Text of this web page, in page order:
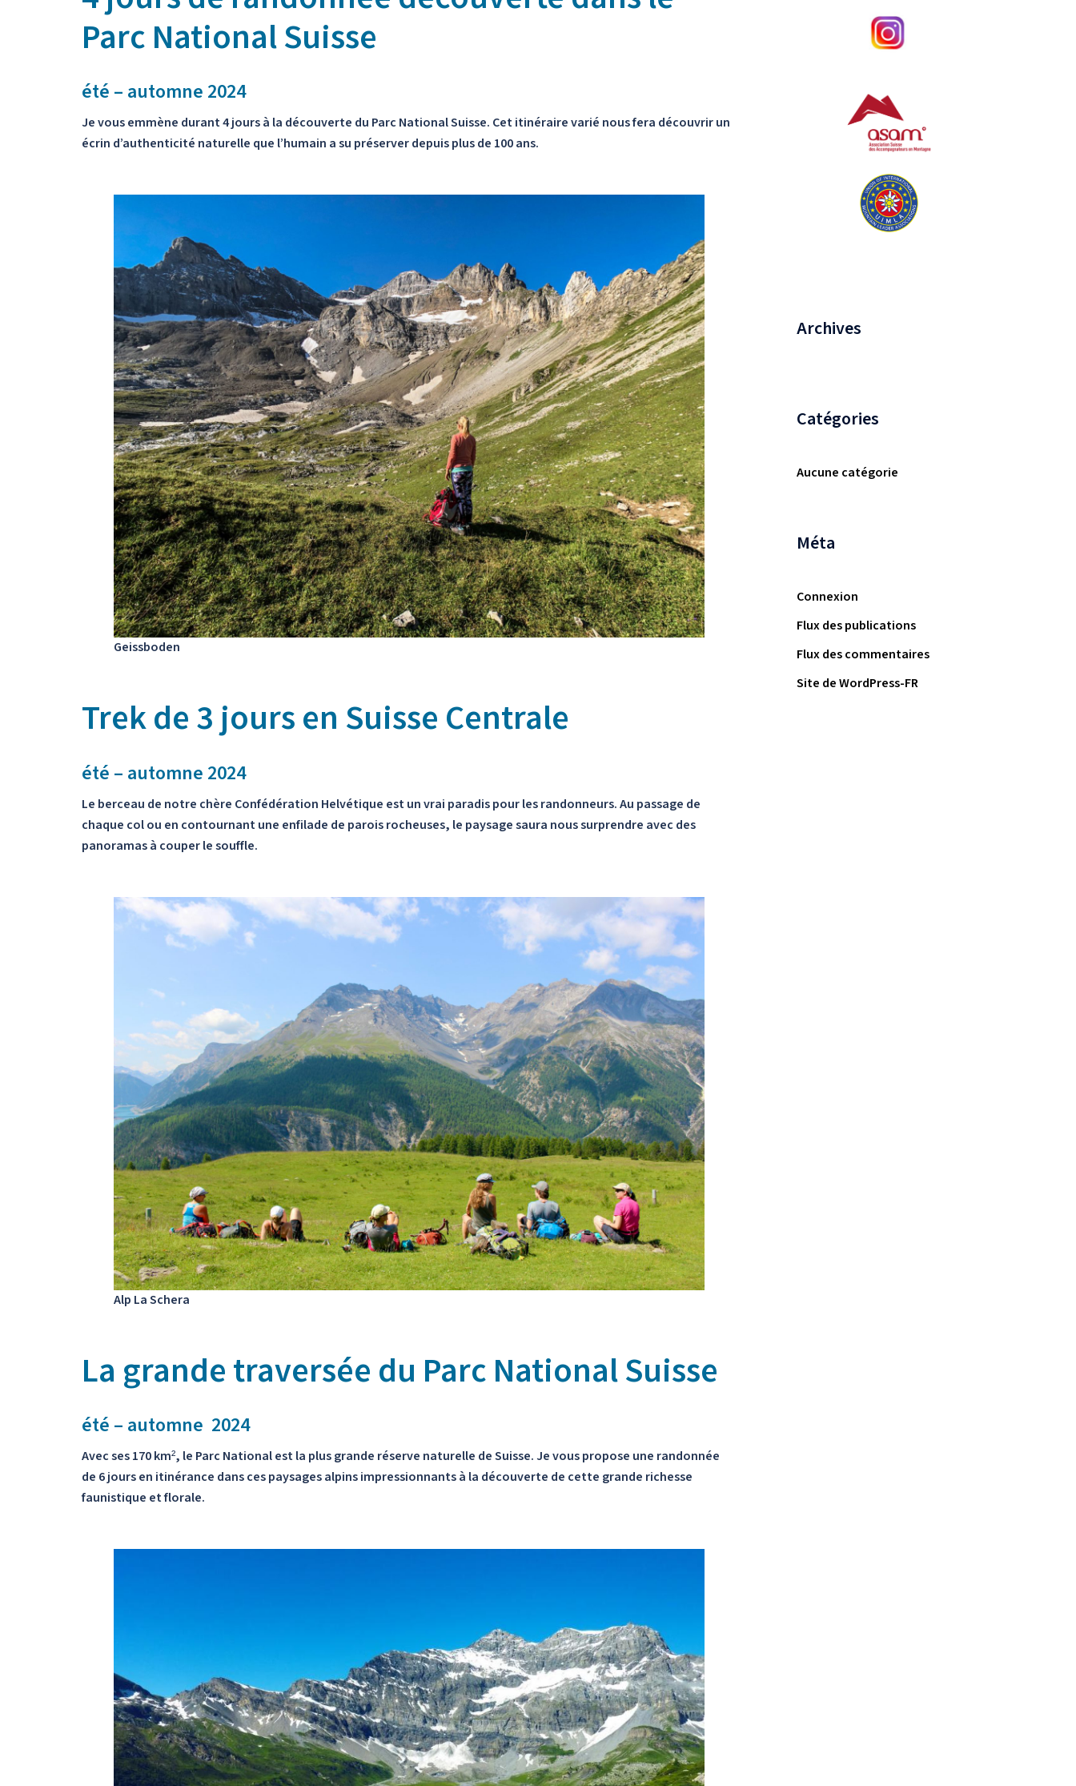
Parc National Suisse
été – automne 2024
Je vous emmène durant 4 jours à la découverte du Parc National Suisse. Cet itinéraire varié nous fera découvrir un
écrin d’authenticité naturelle que l’humain a su préserver depuis plus de 100 ans.
Geissboden
Trek de 3 jours en Suisse Centrale
été – automne 2024
Le berceau de notre chère Confédération Helvétique est un vrai paradis pour les randonneurs. Au passage de
chaque col ou en contournant une enfilade de parois rocheuses, le paysage saura nous surprendre avec des
panoramas à couper le souffle.
Alp La Schera
La grande traversée du Parc National Suisse
été – automne 2024
Avec ses 170 km², le Parc National est la plus grande réserve naturelle de Suisse. Je vous propose une randonnée
de 6 jours en itinérance dans ces paysages alpins impressionnants à la découverte de cette grande richesse
faunistique et florale.
Archives
Catégories
Aucune catégorie
Méta
Connexion
Flux des publications
Flux des commentaires
Site de WordPress-FR